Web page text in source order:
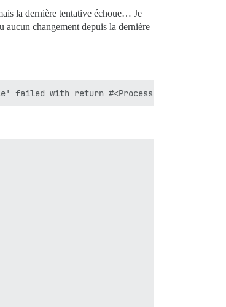
la dernière tentative échoue… Je
aucun changement depuis la dernière